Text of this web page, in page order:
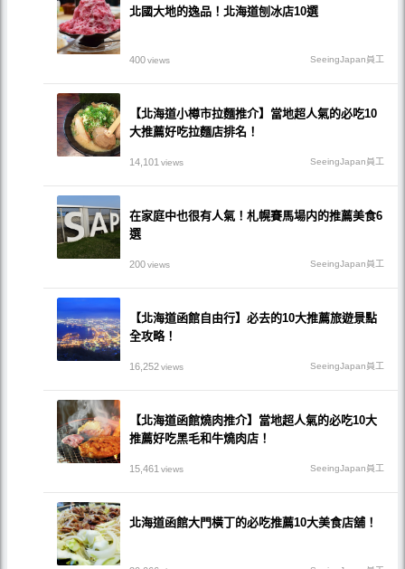
北國大地的逸品！北海道刨冰店10選
400views SeeingJapan員工
【北海道小樽市拉麵推介】當地超人氣的必吃10
大推薦好吃拉麵店排名！
14,101views SeeingJapan員工
在家庭中也很有人氣！札幌賽馬場内的推薦美食6
選
200views SeeingJapan員工
【北海道函館自由行】必去的10大推薦旅遊景點
全攻略！
16,252views SeeingJapan員工
【北海道函館燒肉推介】當地超人氣的必吃10大
推薦好吃黑毛和牛燒肉店！
15,461views SeeingJapan員工
北海道函館大門橫丁的必吃推薦10大美食店舖！